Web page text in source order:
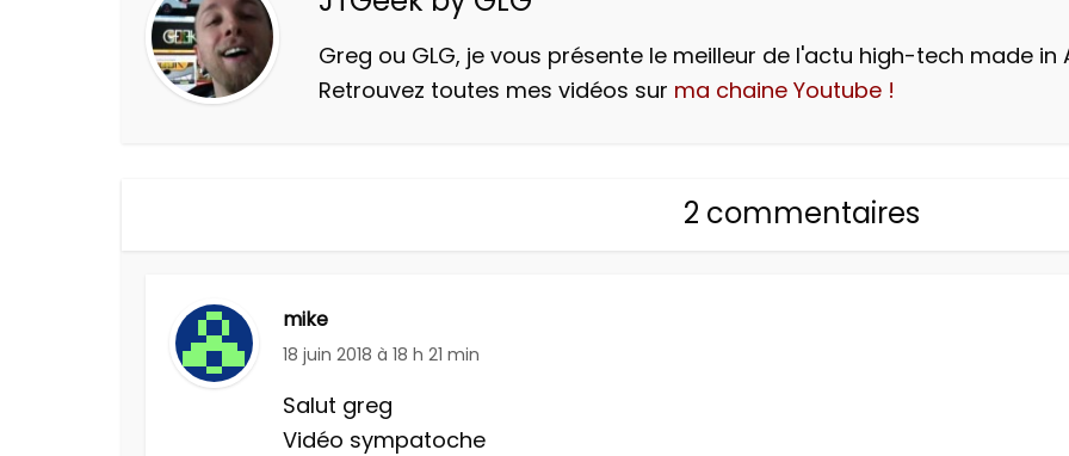
Greg ou GLG, je vous présente le meilleur de l'actu high-tech made in
Retrouvez toutes mes vidéos sur ma chaine Youtube !
2 commentaires
mike
18 juin 2018 à 18 h 21 min
Salut greg
Vidéo sympatoche